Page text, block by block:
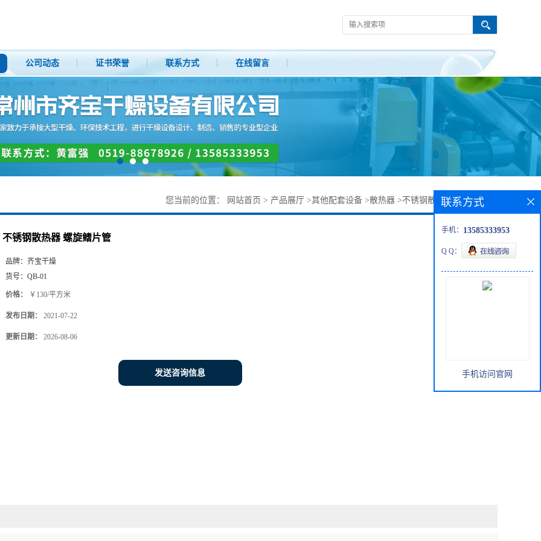
公司动态 证书荣誉 联系方式 在线留言
您当前的位置： 网站首页 > 产品展厅 >其他配套设备 >散热器 >不锈钢散热器 螺旋鳍片管
不锈钢散热器 螺旋鳍片管
品牌： 齐宝干燥
货号： QB-01
价格： ￥130/平方米
发布日期： 2021-07-22
更新日期： 2026-08-06
发送咨询信息
联系方式
手机： 13585333953
Q Q：
手机访问官网